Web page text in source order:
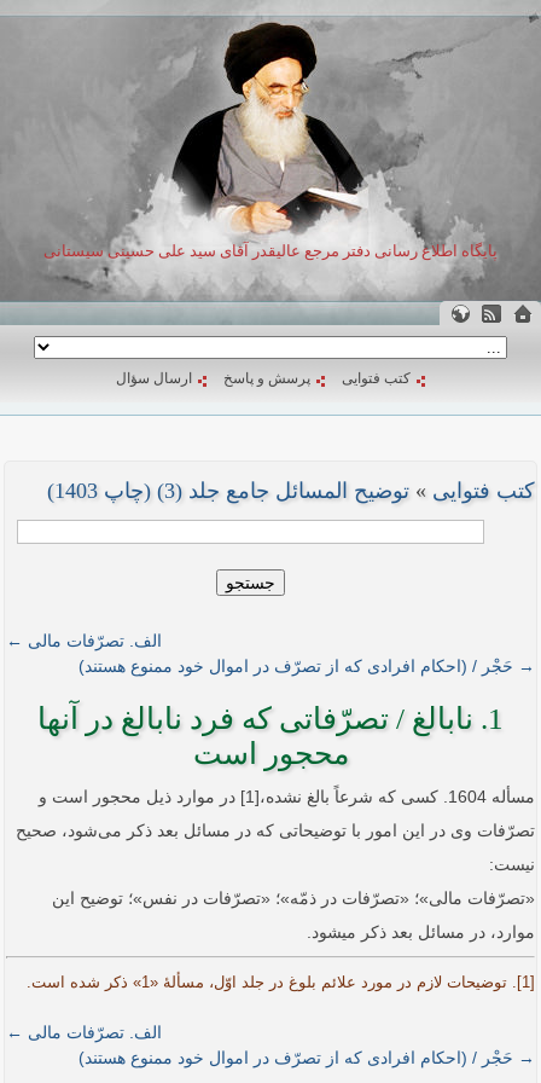
پایگاه اطلاع رسانی دفتر مرجع عالیقدر آقای سید علی حسینی سیستانی
کتب فتوایی پرسش و پاسخ ارسال سؤال
کتب فتوایی » توضیح المسائل جامع جلد (3) (چاپ 1403)
جستجو
الف. تصرّفات مالی ←
→ حَجْر / (احکام افرادی که از تصرّف در اموال خود ممنوع هستند)
1. نابالغ / تصرّفاتی که فرد نابالغ در آنها
محجور است
مسأله 1604. کسی که شرعاً بالغ نشده،[1] در موارد ذیل محجور است و
تصرّفات وی در این امور با توضیحاتی که در مسائل بعد ذکر می‌شود، صحیح
نیست:
«تصرّفات مالی»؛ «تصرّفات در ذمّه»؛ «تصرّفات در نفس»؛ توضیح این
موارد، در مسائل بعد ذکر می­شود.
[1]. توضیحات لازم در مورد علائم بلوغ در جلد اوّل، مسألۀ «1» ذکر شده است.
الف. تصرّفات مالی ←
→ حَجْر / (احکام افرادی که از تصرّف در اموال خود ممنوع هستند)